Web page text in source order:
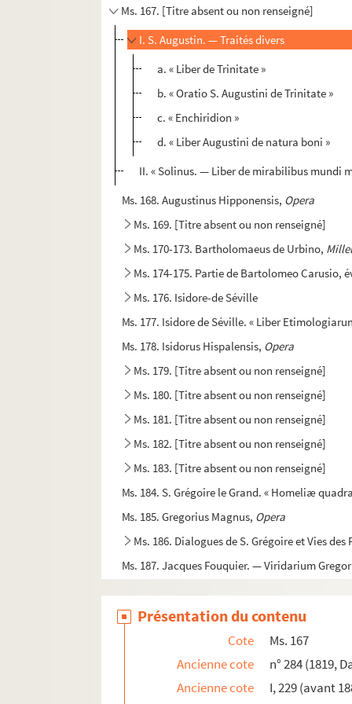
Ms. 167. [Titre absent ou non renseigné]
I. S. Augustin. — Traités divers
a. « Liber de Trinitate »
b. « Oratio S. Augustini de Trinitate »
c. « Enchiridion »
d. « Liber Augustini de natura boni »
II. « Solinus. — Liber de mirabilibus mundi
Ms. 168. Augustinus Hipponensis, Opera
Ms. 169. [Titre absent ou non renseigné]
Ms. 170-173. Bartholomaeus de Urbino,
Ms. 174-175. Partie de Bartolomeo
Ms. 176. Isidore-de Séville
Ms. 177. Isidore de Séville. « Liber
Ms. 178. Isidorus Hispalensis, Opera
Ms. 179. [Titre absent ou non renseigné]
Ms. 180. [Titre absent ou non renseigné]
Ms. 181. [Titre absent ou non renseigné]
Ms. 182. [Titre absent ou non renseigné]
Ms. 183. [Titre absent ou non renseigné]
Ms. 184. S. Grégoire le Grand. « Homeliæ
Ms. 185. Gregorius Magnus, Opera
Ms. 186. Dialogues de S. Grégoire et Vies des
Ms. 187. Jacques Fouquier. — Viridarium
Ms. 189. Beda Venerabilis, Opera
Ms. 190. Recueil de petits traités
Ms. 191. Recueil d'oeuvres spirituelles et
Ms. 192. [Titre absent ou non renseigné]
Présentation du contenu
Cote
Ms. 167
Ancienne cote
n° 284 (1819,
Ancienne cote
I, 229 (avant